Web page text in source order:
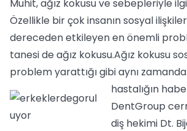
Muhit, ağız kokusu ve sebepleriyle
Özellikle bir çok insanın sosyal
dereceden etkileyen en önemli
tanesi de ağız kokusu.Ağız kokusu
problem yarattığı gibi aynı
hastalığın
DentGroup
diş hekimi Dt.